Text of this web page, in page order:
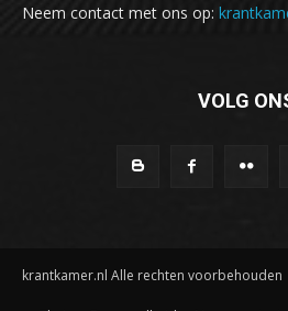
Neem contact met ons op:
VOLG
krantkamer.nl Alle rechten voorbehouden